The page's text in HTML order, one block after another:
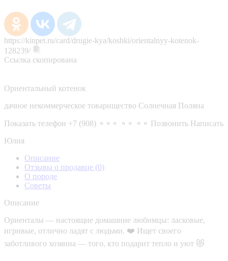
https://kinpet.ru/card/drugie-kya/koshki/orientalnyy-kotenok-
128239/
Ссылка скопирована
Ориентальный котенок
дачное некоммерческое товарищество Солнечная Поляна
Показать телефон +7 (908) ⚬⚬⚬ ⚬⚬ ⚬⚬ Позвонить Написать
Юлия
Описание
Отзывы о продавце (0)
О породе
Советы
Описание
Ориенталы — настоящие домашние любимцы: ласковые,
игривые, отлично ладят с людьми. ❤️ Ищет своего
заботливого хозяина — того, кто подарит тепло и уют 😻